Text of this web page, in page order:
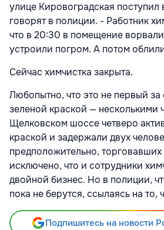
улице Кировоградская поступил
говорят в полиции. - Работник
что в 20:30 в помещение
устроили погром. А потом
Сейчас химчистка закрыта.
Любопытно, что это не первый за
зеленой краской — несколькими
Щелковском шоссе четверо
краской и задержали двух
предположительно,
исключено, что и сотрудники
двойной бизнес. Но в полиции,
пока не берутся, ссылаясь на то,
Подпишитесь на новости